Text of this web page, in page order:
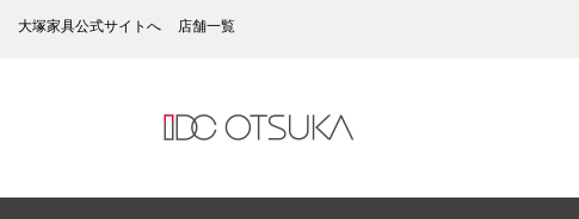
大塚家具公式サイトへ 店舗一覧